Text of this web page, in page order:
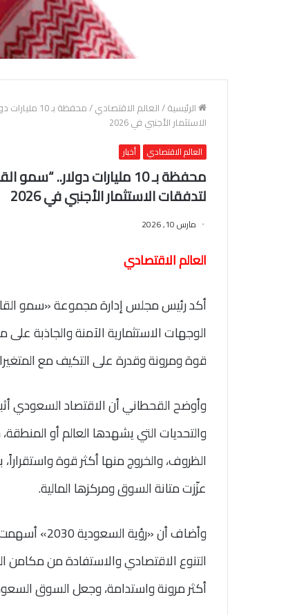
الرئيسية/العالم الاقتصادي/
محفظة بـ
الاستثمار الأجنبي في 2026
العالم الاقتصادي أخبار
محفظة بـ 10 مليارات
لتدفقات الاستثمار الأجنبي في 2026
مارس 10, 2026
العالم الاقتصادي
أكد رئيس مجلس إدارة مجموعة «سمو
الوجهات الاستثمارية الآمنة والجاذبة
قوة ومرونة وقدرة على التكيف مع
وأوضح القحطاني أن الاقتصاد السعودي
والتحديات التي يشهدها العالم أو
الظروف، والخروج منها أكثر قوة
عزّزت متانة السوق ومركزها المالية.
وأضاف أن
التنوع الاقتصادي والاستفادة من مكامن
أكثر مرونة واستدامة، وجعل السوق